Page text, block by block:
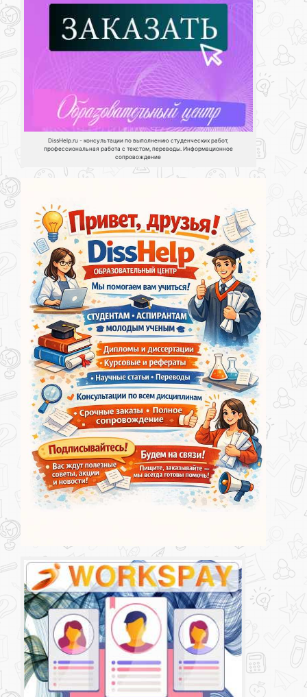
DissHelp.ru - консультации по выполнению студенческих работ,
профессиональная работа с текстом, переводы. Информационное
сопровождение